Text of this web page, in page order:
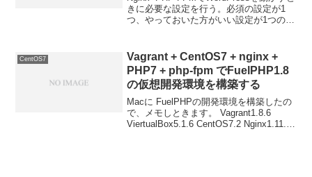
きに必要な設定を行う。必須の設定が1
つ、やっておいた方がいい設定が1つの計
たら）前提として以下の2つの設定は行
っ...
CentOS7
Vagrant + CentOS7 + nginx +
PHP7 + php-fpm でFuelPHP1.8
の仮想開発環境を構築する
Macに FuelPHPの開発環境を構築したの
で、メモしときます。 Vagrant1.8.6
ViertualBox5.1.6 CentOS7.2 Nginx1.11.4